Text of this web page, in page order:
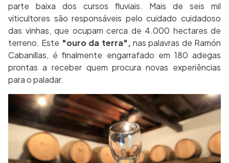
parte baixa dos cursos fluviais. Mais de seis mil
viticultores são responsáveis pelo cuidado cuidadoso
das vinhas, que ocupam cerca de 4.000 hectares de
terreno. Este "ouro da terra", nas palavras de Ramón
Cabanillas, é finalmente engarrafado em 180 adegas
prontas a receber quem procura novas experiências
para o paladar.